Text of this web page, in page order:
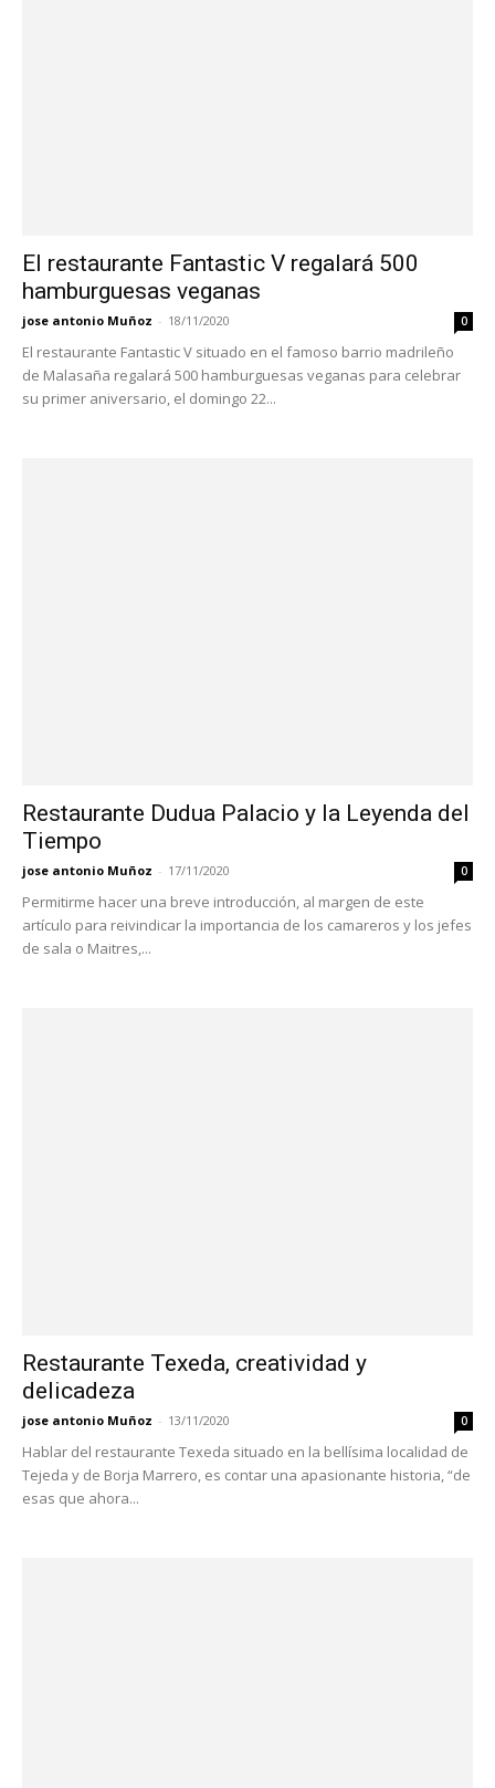
El restaurante Fantastic V regalará 500
hamburguesas veganas
jose antonio Muñoz - 18/11/2020 0
El restaurante Fantastic V situado en el famoso barrio madrileño
de Malasaña regalará 500 hamburguesas veganas para celebrar
su primer aniversario, el domingo 22...
Restaurante Dudua Palacio y la Leyenda del
Tiempo
jose antonio Muñoz - 17/11/2020 0
Permitirme hacer una breve introducción, al margen de este
artículo para reivindicar la importancia de los camareros y los jefes
de sala o Maitres,...
Restaurante Texeda, creatividad y
delicadeza
jose antonio Muñoz - 13/11/2020 0
Hablar del restaurante Texeda situado en la bellísima localidad de
Tejeda y de Borja Marrero, es contar una apasionante historia, “de
esas que ahora...